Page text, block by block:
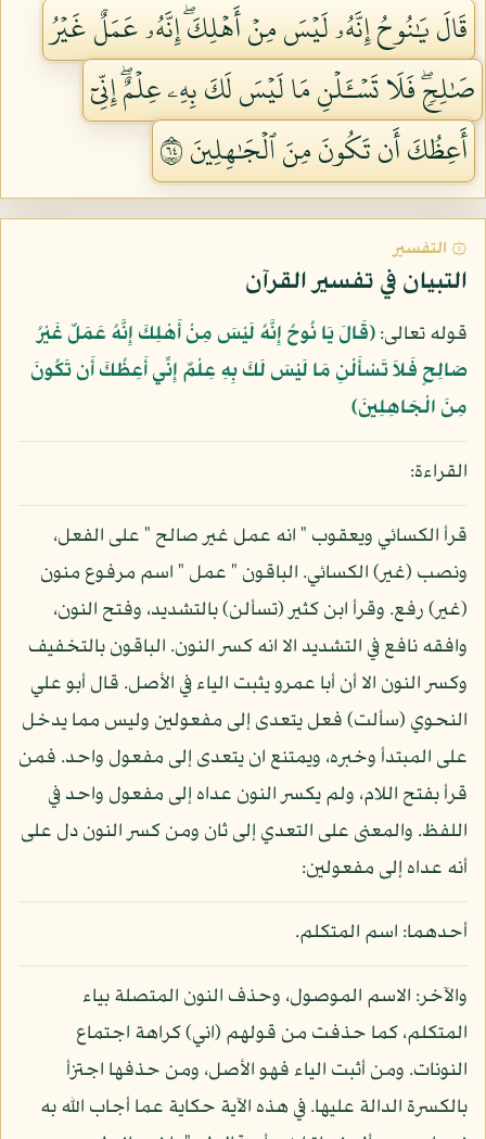
قَالَ يَٰنُوحُ إِنَّهُۥ لَيۡسَ مِنۡ أَهۡلِكَۖ إِنَّهُۥ عَمَلٌ غَيۡرُ
صَٰلِحٖۖ فَلَا تَسۡـَٔلۡنِ مَا لَيۡسَ لَكَ بِهِۦ عِلۡمٌۖ إِنِّيٓ
أَعِظُكَ أَن تَكُونَ مِنَ ٱلۡجَٰهِلِينَ ٤٦
۞ التفسير
التبيان في تفسير القرآن
قوله تعالى:﴿قَالَ يَا نُوحُ إِنَّهُ لَيْسَ مِنْ أَهْلِكَ إِنَّهُ عَمَلٌ غَيْرُ
صَالِحٍ فَلاَ تَسْأَلْنِ مَا لَيْسَ لَكَ بِهِ عِلْمٌ إِنِّي أَعِظُكَ أَن تَكُونَ
مِنَ الْجَاهِلِينَ﴾
القراءة:
قرأ الكسائي ويعقوب " انه عمل غير صالح " على الفعل،
ونصب (غير) الكسائي. الباقون " عمل " اسم مرفوع منون
(غير) رفع. وقرأ ابن كثير (تسألن) بالتشديد، وفتح النون،
وافقه نافع في التشديد الا انه كسر النون. الباقون بالتخفيف
وكسر النون الا أن أبا عمرو يثبت الياء في الأصل. قال أبو علي
النحوي (سألت) فعل يتعدى إلى مفعولين وليس مما يدخل
على المبتدأ وخبره، ويمتنع ان يتعدى إلى مفعول واحد. فمن
قرأ بفتح اللام، ولم يكسر النون عداه إلى مفعول واحد في
اللفظ. والمعنى على التعدي إلى ثان ومن كسر النون دل على
أنه عداه إلى مفعولين:
أحدهما: اسم المتكلم.
والآخر: الاسم الموصول، وحذف النون المتصلة بياء
المتكلم، كما حذفت من قولهم (اني) كراهة اجتماع
النونات. ومن أثبت الياء فهو الأصل، ومن حذفها اجتزأ
بالكسرة الدالة عليها. في هذه الآية حكاية عما أجاب الله به